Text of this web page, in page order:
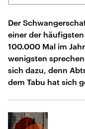
Der
einer der
100.000 Mal im
wenigsten
sich dazu, denn
dem Tabu hat sich